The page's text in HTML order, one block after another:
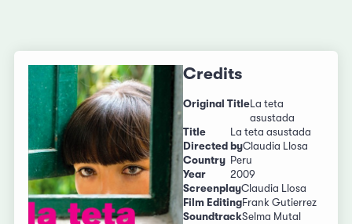
Credits
Original TitleLa teta
asustada
Title
La teta asustada
Directed byClaudia Llosa
Country Peru
Year
2009
ScreenplayClaudia Llosa
Film EditingFrank Gutierrez
SoundtrackSelma Mutal